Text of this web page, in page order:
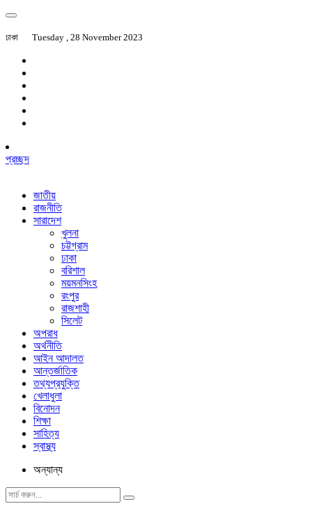
ঢাকা Tuesday , 28 November 2023
প্রচ্ছদ
জাতীয়
রাজনীতি
সারাদেশ
খুলনা
চট্টগ্রাম
ঢাকা
বরিশাল
ময়মনসিংহ
রংপুর
রাজশাহী
সিলেট
অপরাধ
অর্থনীতি
আইন আদালত
আন্তর্জাতিক
তথ্যপ্রযুক্তি
খেলাধুলা
বিনোদন
শিক্ষা
সাহিত্য
স্বাস্থ্য
অন্যান্য